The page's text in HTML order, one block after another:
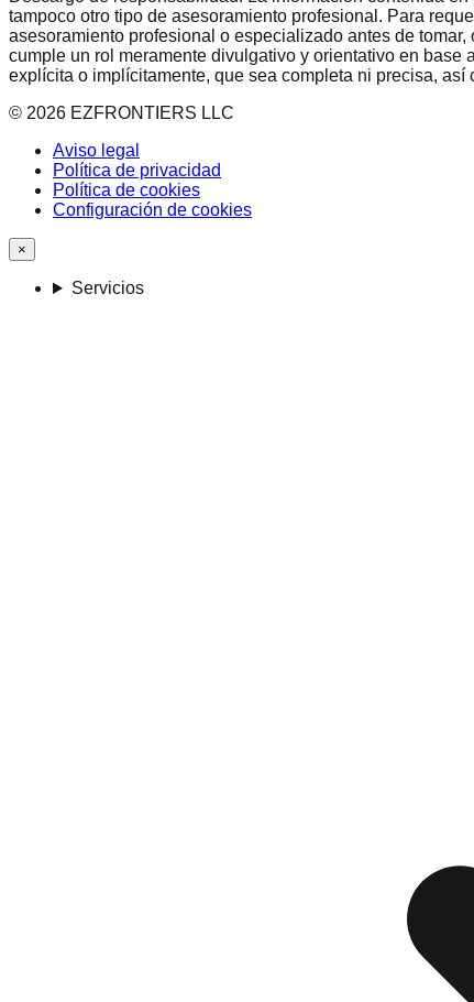
tampoco otro tipo de asesoramiento profesional. Para
asesoramiento profesional o especializado antes de
cumple un rol meramente divulgativo y orientativo en
explícita o implícitamente, que sea completa ni precisa,
© 2026 EZFRONTIERS LLC
Aviso legal
Política de privacidad
Política de cookies
Configuración de cookies
×
Servicios